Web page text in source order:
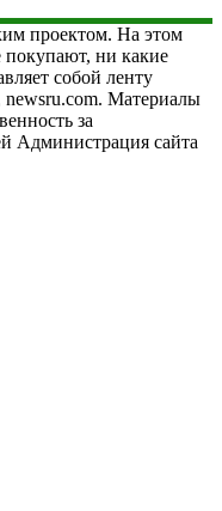
проектом. На этом
покупают, ни какие
собой ленту
newsru.com. Материалы
за
Администрация сайта